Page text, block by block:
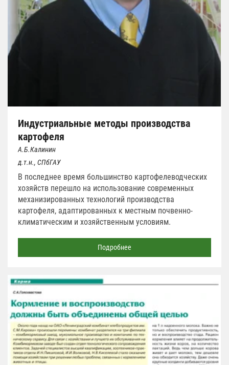
Индустриальные методы производства
картофеля
А.Б.Калинин
д.т.н., СПбГАУ
В последнее время большинство картофелеводческих
хозяйств перешло на использование современных
механизированных технологий производства
картофеля, адаптированных к местным почвенно-
климатическим и хозяйственным условиям.
Подробнее